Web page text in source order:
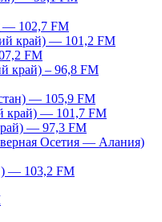
— 102,7 FM
край) — 101,2 FM
FM
край) – 96,8 FM
— 105,9 FM
край) — 101,7 FM
— 97,3 FM
Осетия — Алания)
— 103,2 FM